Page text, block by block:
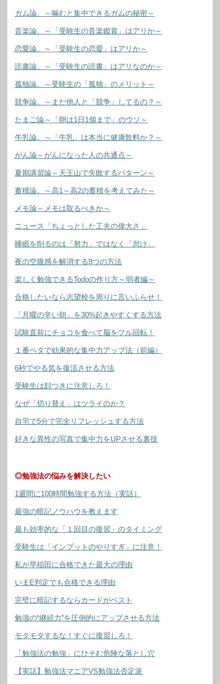
ガム論。～噛むと集中できるガムの秘密～
音楽論。～「受験生の音楽鑑賞」はアリか～
恋愛論。～「受験生の恋愛」はアリか～
読書論。～「受験生の読書」はアリなのか～
孤独論。～受験生の「孤独」のメリット～
競争論。～まだ他人と「競争」してるの？～
たまご論～「卵は1日1個まで」のウソ～
牛乳論。～「牛乳」は本当に健康飲料か？～
がん論～がんになった人の共通点～
夏期講習論～天王山で失敗するパターン～
蓄積論。～高1～高2の蓄積を考えてみた～
メモ論～メモは取るべきか～
ニュース「ちょっとした工夫の偉大さ」
睡眠を削るのは「努力」ではなく「怠け」
夜の空腹感を解消する9つの方法
楽しく勉強できるTodoの作り方～弱者編～
合格したいなら志望校を周りに言いふらせ！
「月曜の辛い朝」を30%起きやすくする方法
試験直前にチョコを食べて脳をフル回転！
１番ベタで効果的な集中力アップ法（前編）
6秒でやる気を復活させる方法
受験生は顔つきに注意しろ！
なぜ「切り替え」はツライのか？
自宅で5分で完全リフレッシュする方法
好きな異性の写真で集中力をUPさせる裏技
◎勉強法の悩みを解決したい
1週間に100時間勉強する方法（実話）
最強の暗記ノウハウを教えます
最も効率的な「１回目の復習」のタイミング
受験生は「インプットのやりすぎ」に注意！
私が早稲田に合格できた最大の理由
いまE判定でも合格できる理由
完璧に暗記するならカードがベスト
勉強の“継続力”を圧倒的にアップさせる方法
モタモタするな！すぐに復習しろ！
「勉強法の勉強」にひそむ危険な落とし穴
【実話】勉強法マニアVS勉強法否定派